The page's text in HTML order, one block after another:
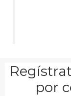
por